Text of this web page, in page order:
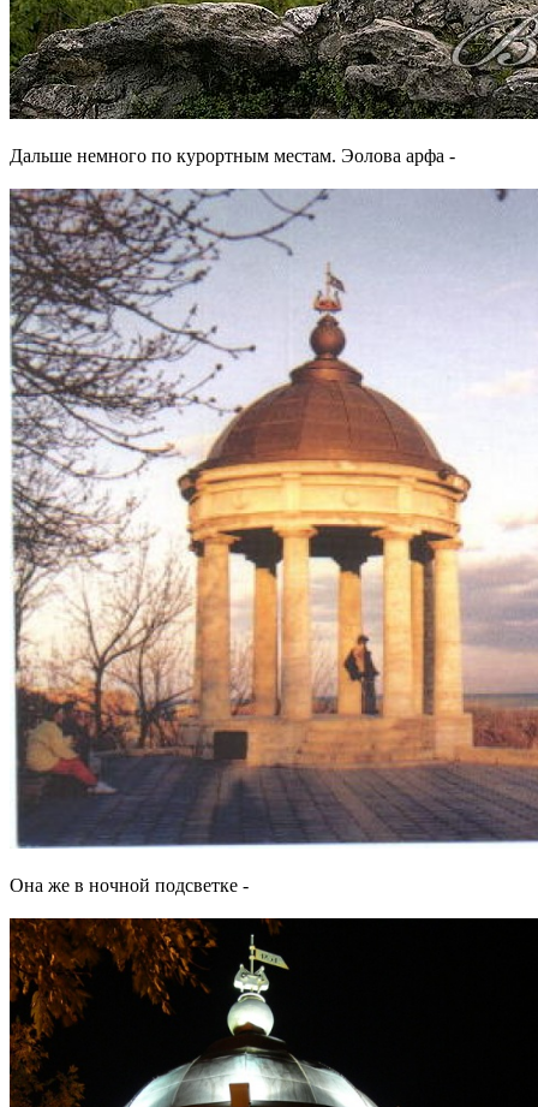
Дальше немного по курортным местам. Эолова арфа -
Она же в ночной подсветке -